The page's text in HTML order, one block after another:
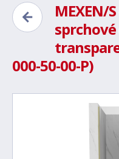
MEXEN/
000-50-00-P)